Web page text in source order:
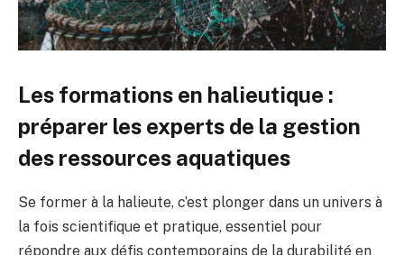
Les formations en halieutique :
préparer les experts de la gestion
des ressources aquatiques
Se former à la halieute, c’est plonger dans un univers à
la fois scientifique et pratique, essentiel pour
répondre aux défis contemporains de la durabilité en